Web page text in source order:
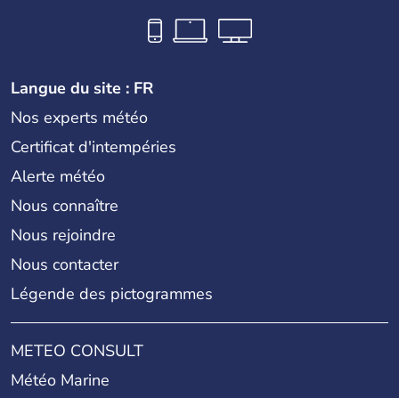
Langue du site : FR
Nos experts météo
Certificat d'intempéries
Alerte météo
Nous connaître
Nous rejoindre
Nous contacter
Légende des pictogrammes
METEO CONSULT
Météo Marine